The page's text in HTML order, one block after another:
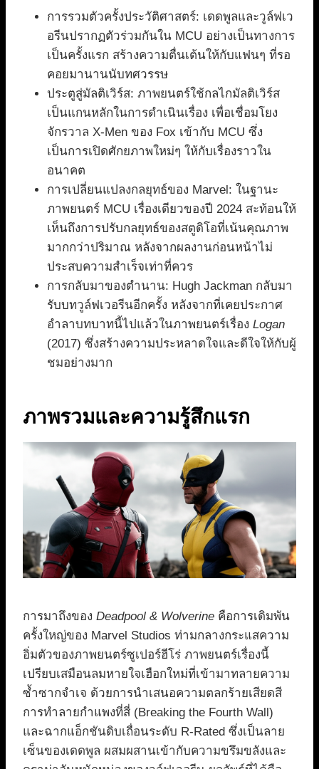
การรวมตัวครั้งประวัติศาสตร์: เดดพูลและวูล์ฟเว
อรีนปรากฏตัวร่วมกันใน MCU อย่างเป็นทางการ
เป็นครั้งแรก สร้างความตื่นเต้นให้กับแฟนๆ ที่รอ
คอยมานานนับทศวรรษ
ประตูสู่มัลติเวิร์ส: ภาพยนตร์ใช้กลไกมัลติเวิร์ส
เป็นแกนหลักในการดำเนินเรื่อง เพื่อเชื่อมโยง
จักรวาล X-Men ของ Fox เข้ากับ MCU ซึ่ง
เป็นการเปิดศักยภาพใหม่ๆ ให้กับเรื่องราวใน
อนาคต
การเปลี่ยนแปลงกลยุทธ์ของ Marvel: ในฐานะ
ภาพยนตร์ MCU เรื่องเดียวของปี 2024 สะท้อนให้
เห็นถึงการปรับกลยุทธ์ของสตูดิโอที่เน้นคุณภาพ
มากกว่าปริมาณ หลังจากผลงานก่อนหน้าไม่
ประสบความสำเร็จเท่าที่ควร
การกลับมาของตำนาน: Hugh Jackman กลับมา
รับบทวูล์ฟเวอรีนอีกครั้ง หลังจากที่เคยประกาศ
อำลาบทบาทนี้ไปแล้วในภาพยนตร์เรื่อง Logan
(2017) ซึ่งสร้างความประหลาดใจและดีใจให้กับผู้
ชมอย่างมาก
ภาพรวมและความรู้สึกแรก
การมาถึงของ Deadpool & Wolverine คือการเดิมพัน
ครั้งใหญ่ของ Marvel Studios ท่ามกลางกระแสความ
อิ่มตัวของภาพยนตร์ซูเปอร์ฮีโร่ ภาพยนตร์เรื่องนี้
เปรียบเสมือนลมหายใจเฮือกใหม่ที่เข้ามาทลายความ
ซ้ำซากจำเจ ด้วยการนำเสนอความตลกร้ายเสียดสี
การทำลายกำแพงที่สี่ (Breaking the Fourth Wall)
และฉากแอ็กชันดิบเถื่อนระดับ R-Rated ซึ่งเป็นลาย
เซ็นของเดดพูล ผสมผสานเข้ากับความขรึมขลังและ